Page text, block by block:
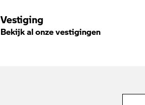
Vestiging
Bekijk al onze vestigingen